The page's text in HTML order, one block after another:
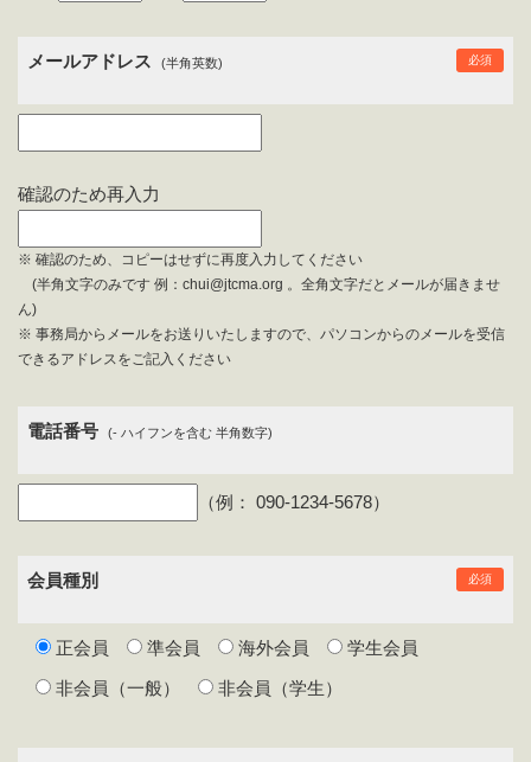
必須
メールアドレス (半角英数)
確認のため再入力
※ 確認のため、コピーはせずに再度入力してください
(半角文字のみです 例：chui@jtcma.org 。全角文字だとメールが届きませ
ん)
※ 事務局からメールをお送りいたしますので、パソコンからのメールを受信
できるアドレスをご記入ください
電話番号 (- ハイフンを含む 半角数字)
（例： 090-1234-5678）
必須
会員種別
正会員 準会員 海外会員 学生会員
非会員（一般） 非会員（学生）